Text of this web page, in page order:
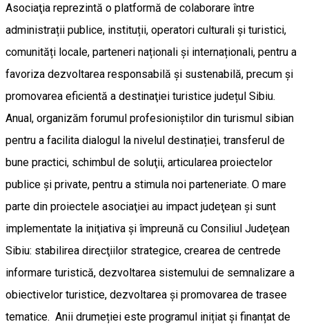
Asociaţia reprezintă o platformă de colaborare între
administrații publice, instituții, operatori culturali și turistici,
comunități locale, parteneri naționali și internaționali, pentru a
favoriza dezvoltarea responsabilă și sustenabilă, precum şi
promovarea eficientă a destinaţiei turistice județul Sibiu.
Anual, organizăm forumul profesioniştilor din turismul sibian
pentru a facilita dialogul la nivelul destinației, transferul de
bune practici, schimbul de soluţii, articularea proiectelor
publice şi private, pentru a stimula noi parteneriate. O mare
parte din proiectele asociaţiei au impact judeţean şi sunt
implementate la iniţiativa şi împreună cu Consiliul Judeţean
Sibiu: stabilirea direcţiilor strategice, crearea de centrede
informare turistică, dezvoltarea sistemului de semnalizare a
obiectivelor turistice, dezvoltarea şi promovarea de trasee
tematice. Anii drumeției este programul inițiat și finanțat de